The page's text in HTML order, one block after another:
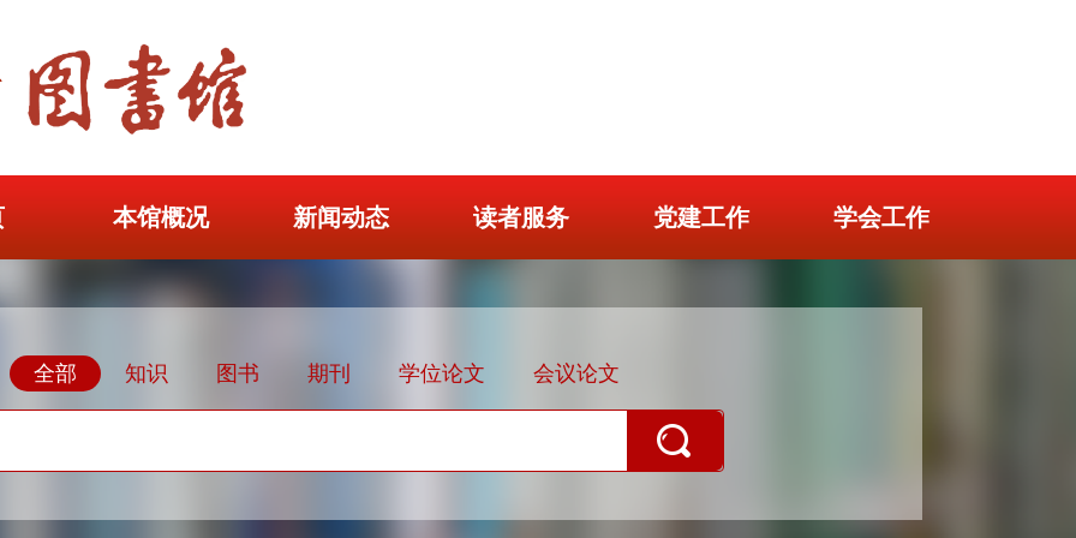
本馆概况 新闻动态 读者服务 党建工作 学会工作
全部 知识 图书 期刊 学位论文 会议论文